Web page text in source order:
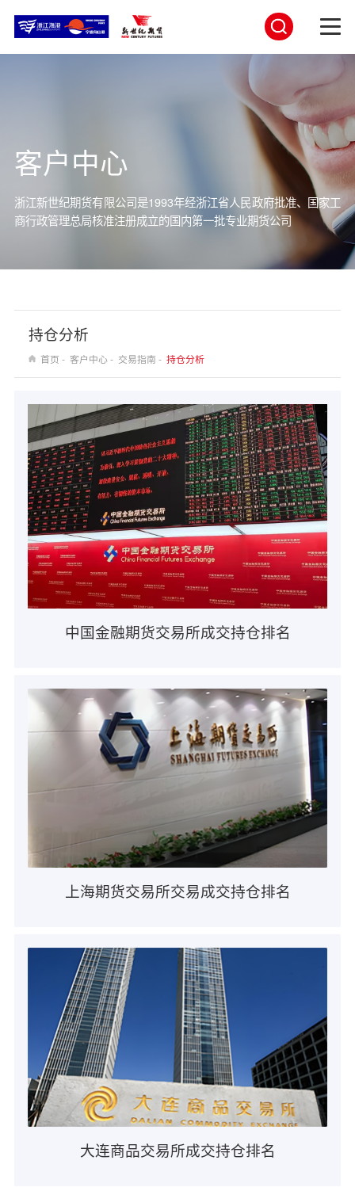
客户中心
浙江新世纪期货有限公司是1993年经浙江省人民政府批准、国家工
商行政管理总局核准注册成立的国内第一批专业期货公司
持仓分析
首页 -客户中心 - 交易指南 -持仓分析
中国金融期货交易所成交持仓排名
上海期货交易所交易成交持仓排名
大连商品交易所成交持仓排名